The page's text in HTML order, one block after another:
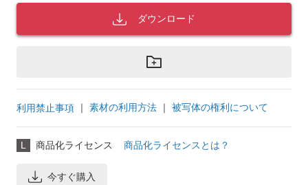
ダウンロード
利用禁止事項 ｜ 素材の利用方法 ｜ 被写体の権利について
L 商品化ライセンス 商品化ライセンスとは？
今すぐ購入